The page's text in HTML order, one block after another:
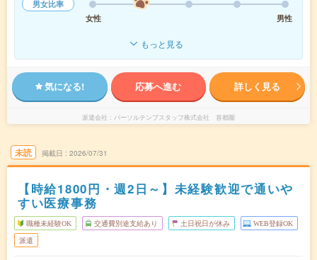
男女比率
女性
男性
もっと見る
気になる! 応募へ進む 詳しく見る
派遣会社 パーソルテンプスタッフ株式会社 首都圏
未読 掲載日 2026/07/31
【時給1800円・週2日～】未経験歓迎で通いや
すい医療事務
職種未経験OK 交通費別途支給あり 土日祝日が休み WEB登録OK
派遣